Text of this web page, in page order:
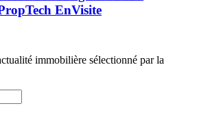
EnVisite
immobilière sélectionné par la